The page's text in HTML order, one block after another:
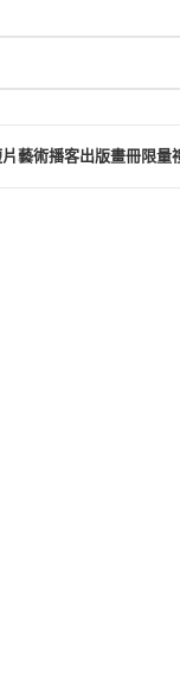
藝術播客出版畫冊限量